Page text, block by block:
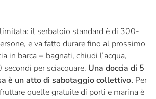
limitata: il serbatoio standard è di 300-
e va fatto durare fino al prossimo
in barca = bagnati, chiudi l’acqua,
per sciacquare. Una doccia di 5
è un atto di sabotaggio collettivo. Per
quelle gratuite di porti e marina è